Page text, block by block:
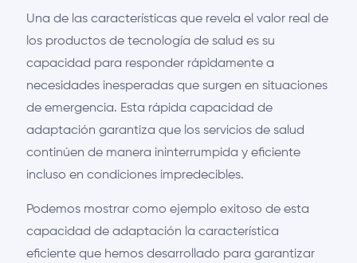
Una de las características que revela el valor real de
los productos de tecnología de salud es su
capacidad para responder rápidamente a
necesidades inesperadas que surgen en situaciones
de emergencia. Esta rápida capacidad de
adaptación garantiza que los servicios de salud
continúen de manera ininterrumpida y eficiente
incluso en condiciones impredecibles.
Podemos mostrar como ejemplo exitoso de esta
capacidad de adaptación la característica
eficiente que hemos desarrollado para garantizar